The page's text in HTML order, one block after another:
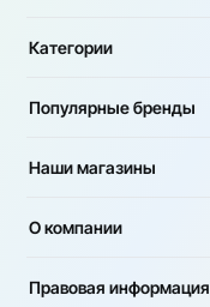
Категории
Популярные бренды
Наши магазины
О компании
Правовая информация